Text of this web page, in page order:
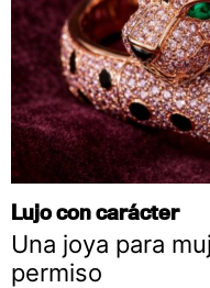
Lujo con carácter
Una joya para
permiso